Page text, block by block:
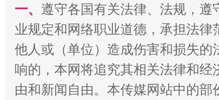
一、 遵守各国有关法律、法规，
业规定和网络职业道德，承担法
他人或（单位）造成伤害和损失
响的，本网将追究其相关法律和
由和新闻自由。本传媒网站中的